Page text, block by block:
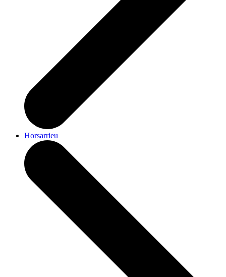
Horsarrieu